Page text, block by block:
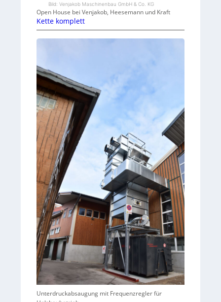
Bild: Venjakob Maschinenbau GmbH & Co. KG
Open House bei Venjakob, Heesemann und Kraft
Kette komplett
Unterdruckabsaugung mit Frequenzregler für